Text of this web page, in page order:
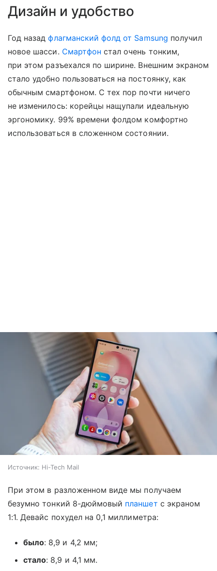
Дизайн и удобство
Год назадфлагманский фолд от Samsung получил
новое шасси. Смартфон стал очень тонким,
при этом разъехался по ширине. Внешним экраном
стало удобно пользоваться на постоянку, как
обычным смартфоном. С тех пор почти ничего
не изменилось: корейцы нащупали идеальную
эргономику. 99% времени фолдом комфортно
использоваться в сложенном состоянии.
Источник: Hi-Tech Mail
При этом в разложенном виде мы получаем
безумно тонкий 8-дюймовый планшет с экраном
1:1. Девайс похудел на 0,1 миллиметра:
было: 8,9 и 4,2 мм;
стало: 8,9 и 4,1 мм.